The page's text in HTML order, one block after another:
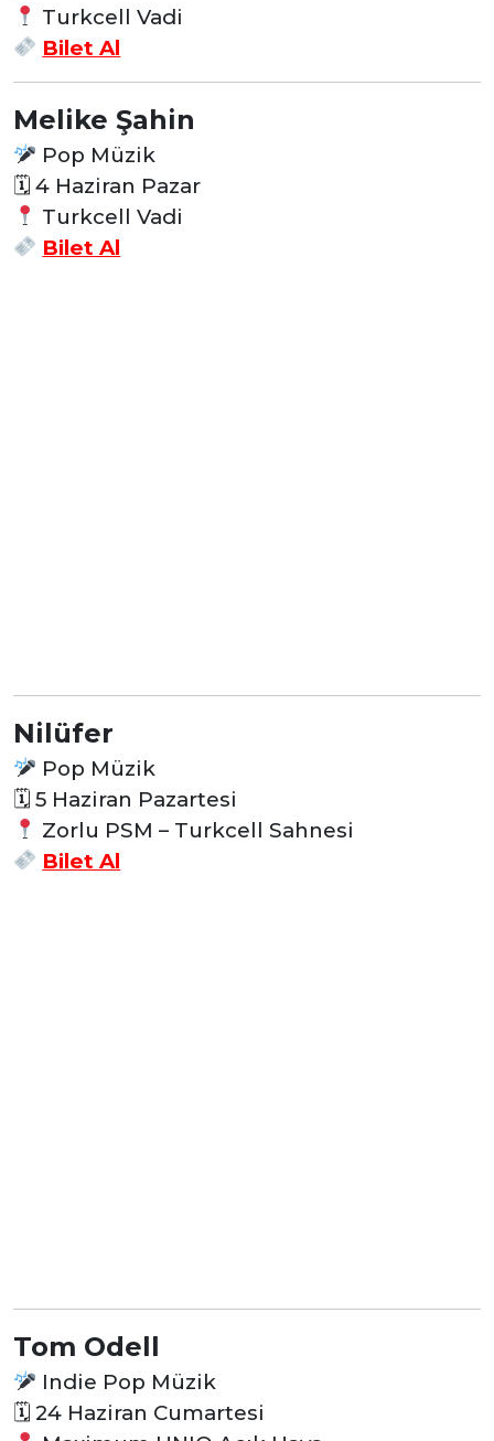
Turkcell Vadi
Bilet Al
Melike Şahin
Pop Müzik
🗓 4 Haziran Pazar
Turkcell Vadi
Bilet Al
Nilüfer
Pop Müzik
🗓 5 Haziran Pazartesi
Zorlu PSM – Turkcell Sahnesi
Bilet Al
Tom Odell
Indie Pop Müzik
🗓 24 Haziran Cumartesi